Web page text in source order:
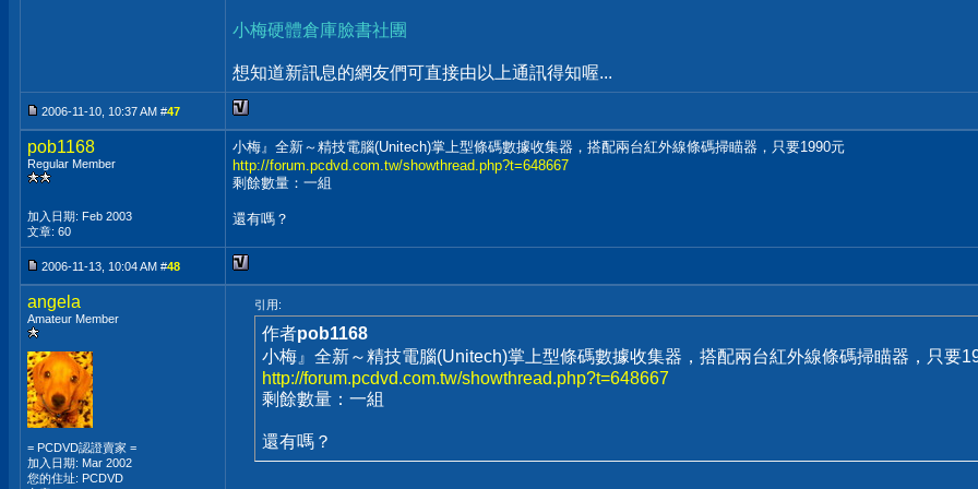
小梅硬體倉庫臉書社團
想知道新訊息的網友們可直接由以上通訊得知喔...
2006-11-10, 10:37 AM #47
pob1168
Regular Member
加入日期: Feb 2003
文章: 60
小梅』全新～精技電腦(Unitech)掌上型條碼數據收集器，搭配兩台紅外線條碼掃瞄器，只要1990元
http://forum.pcdvd.com.tw/showthread.php?t=648667
剩餘數量：一組
還有嗎？
2006-11-13, 10:04 AM #48
angela
Amateur Member
= PCDVD認證賣家 =
加入日期: Mar 2002
您的住址: PCDVD
引用:
作者pob1168
小梅』全新～精技電腦(Unitech)掌上型條碼數據收集器，搭配兩台紅外線條碼掃瞄器，只要
http://forum.pcdvd.com.tw/showthread.php?t=648667
剩餘數量：一組
還有嗎？